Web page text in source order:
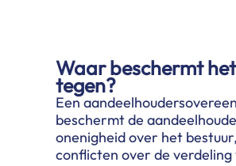
Waar beschermt
tegen?
Een
beschermt de
onenigheid over het bestuur,
conflicten over de verdeling